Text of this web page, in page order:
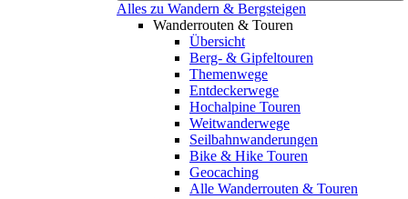
Alles zu Wandern & Bergsteigen
Wanderrouten & Touren
Übersicht
Berg- & Gipfeltouren
Themenwege
Entdeckerwege
Hochalpine Touren
Weitwanderwege
Seilbahnwanderungen
Bike & Hike Touren
Geocaching
Alle Wanderrouten & Touren